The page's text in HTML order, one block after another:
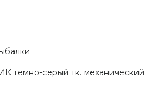
темно-серый тк. механический